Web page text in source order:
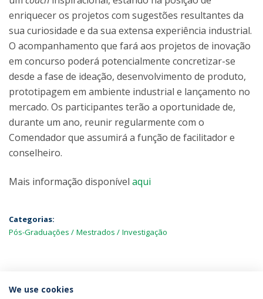
enriquecer os projetos com sugestões resultantes da
sua curiosidade e da sua extensa experiência industrial.
O acompanhamento que fará aos projetos de inovação
em concurso poderá potencialmente concretizar-se
desde a fase de ideação, desenvolvimento de produto,
prototipagem em ambiente industrial e lançamento no
mercado. Os participantes terão a oportunidade de,
durante um ano, reunir regularmente com o
Comendador que assumirá a função de facilitador e
conselheiro.
Mais informação disponível aqui
Categorias:
Pós-Graduações
Mestrados Investigação
MAIS NOTÍCIAS
We use cookies